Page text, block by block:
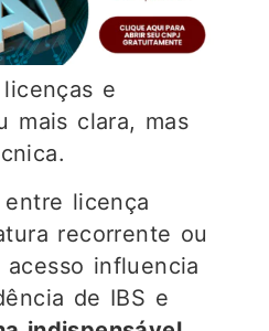
e
mais clara, mas
licença
recorrente ou
influencia
de IBS e